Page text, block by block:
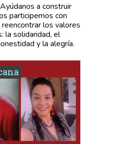
a construir
participemos con
los valores
la solidaridad, el
y la alegría.